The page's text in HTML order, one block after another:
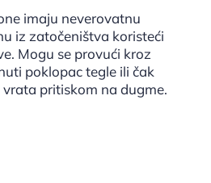
imaju neverovatnu
iz zatočeništva koristeći
Mogu se provući kroz
poklopac tegle ili čak
pritiskom na dugme.